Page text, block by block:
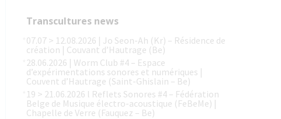
Transcultures news
07.07 > 12.08.2026 | Jo Seon-Ah (Kr) – Résidence de
création | Couvant d’Hautrage (Be)
28.06.2026 | Worm Club #4 – Espace
d’expérimentations sonores et numériques |
Couvent d’Hautrage (Saint-Ghislain – Be)
19 > 21.06.2026 l Reflets Sonores #4 – Fédération
Belge de Musique électro-acoustique (FeBeMe) |
Chapelle de Verre (Fauquez – Be)